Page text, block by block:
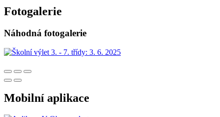
Fotogalerie
Náhodná fotogalerie
Mobilní aplikace